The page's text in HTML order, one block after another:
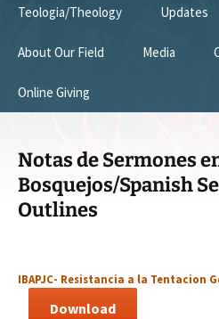
Teologia/Theology Updates
About Our Field Media
Prayer Card
Online Giving
Notas de Sermones
Bosquejos/Spanish
Outlines
IBAPJC- Resistancia a la Tentacion
Download